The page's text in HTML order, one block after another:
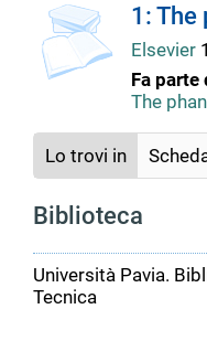
Dettaglio
del
1: The
Elsevier
Fa parte
The
Lo trovi in
Biblioteca
Università Pavia.
Tecnica